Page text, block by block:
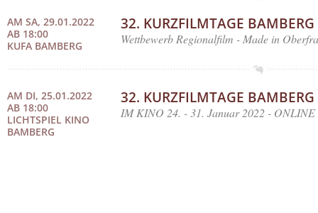
AM SA, 29.01.2022
AB 18:00
KUFA BAMBERG
32. KURZFILMTAGE BAMBERG
Wettbewerb Regionalfilm - Made in
AM DI, 25.01.2022
AB 18:00
LICHTSPIEL KINO
BAMBERG
32. KURZFILMTAGE BAMBERG
IM KINO 24. - 31. Januar 2022 - ONLINE